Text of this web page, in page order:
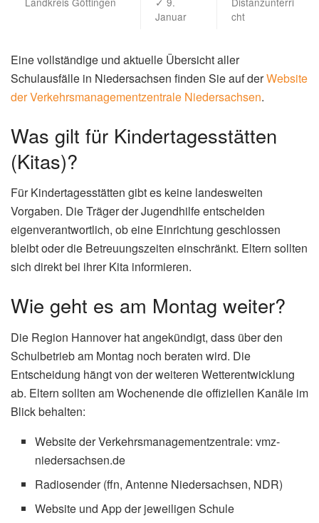
Januar
cht
Eine vollständige und aktuelle Übersicht aller
Schulausfälle in Niedersachsen finden Sie auf derWebsite
der Verkehrsmanagementzentrale Niedersachsen.
Was gilt für Kindertagesstätten
(Kitas)?
Für Kindertagesstätten gibt es keine landesweiten
Vorgaben. Die Träger der Jugendhilfe entscheiden
eigenverantwortlich, ob eine Einrichtung geschlossen
bleibt oder die Betreuungszeiten einschränkt. Eltern sollten
sich direkt bei ihrer Kita informieren.
Wie geht es am Montag weiter?
Die Region Hannover hat angekündigt, dass über den
Schulbetrieb am Montag noch beraten wird. Die
Entscheidung hängt von der weiteren Wetterentwicklung
ab. Eltern sollten am Wochenende die offiziellen Kanäle im
Blick behalten:
Website der Verkehrsmanagementzentrale: vmz-
niedersachsen.de
Radiosender (ffn, Antenne Niedersachsen, NDR)
Website und App der jeweiligen Schule